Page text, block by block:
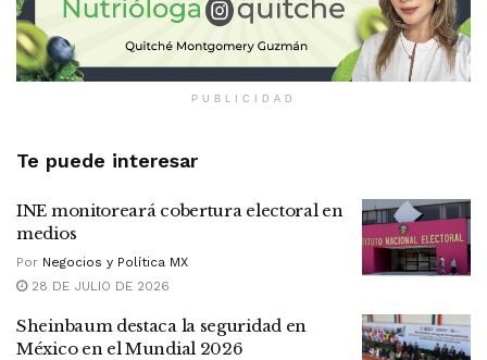
PUBLICIDAD
Te puede interesar
INE monitoreará cobertura electoral en
medios
Por Negocios y Política MX
28 DE JULIO DE 2026
Sheinbaum destaca la seguridad en
México en el Mundial 2026